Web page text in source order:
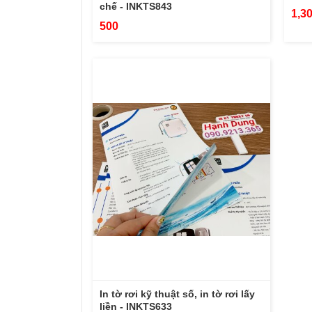
chế - INKTS843
500
In tờ rơi kỹ thuật số, in tờ rơi lấy
liền - INKTS633